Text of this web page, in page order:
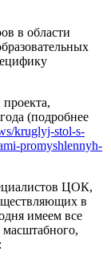
в области
(подробнее
kruglyj-stol-s-
promyshlennyh-
ЦОК,
в
имеем все
масштабного,